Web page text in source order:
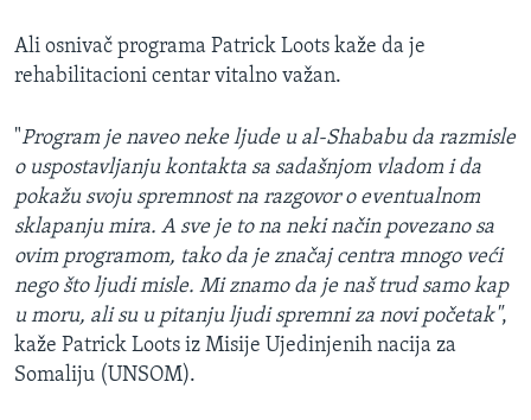
Ali osnivač programa Patrick Loots kaže da je
rehabilitacioni centar vitalno važan.
"Program je naveo neke ljude u al-Shababu da razmisle
o uspostavljanju kontakta sa sadašnjom vladom i da
pokažu svoju spremnost na razgovor o eventualnom
sklapanju mira. A sve je to na neki način povezano sa
ovim programom, tako da je značaj centra mnogo veći
nego što ljudi misle. Mi znamo da je naš trud samo kap
u moru, ali su u pitanju ljudi spremni za novi početak",
kaže Patrick Loots iz Misije Ujedinjenih nacija za
Somaliju (UNSOM).